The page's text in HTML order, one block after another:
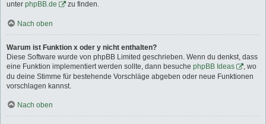
unter phpBB.de zu finden.
Nach oben
Warum ist Funktion x oder y nicht enthalten?
Diese Software wurde von phpBB Limited geschrieben. Wenn du denkst, dass
eine Funktion implementiert werden sollte, dann besuche phpBB Ideas
, wo
du deine Stimme für bestehende Vorschläge abgeben oder neue Funktionen
vorschlagen kannst.
Nach oben